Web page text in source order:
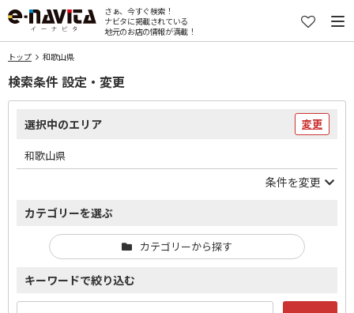
さぁ、今すぐ検索！
ナビタに掲載されている
地元のお店の情報が満載！
トップ 和歌山県
検索条件 設定・変更
選択中のエリア 変更
和歌山県
条件を変更
カテゴリーを選ぶ
カテゴリーから探す
キーワードで絞り込む